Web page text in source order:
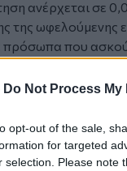
Do Not Process
opt-out of the sale,
for targeted
selection. Please note
ανέρχεται σε
της ωφελούμενης
που
οικονομικού
ανέρχεται
ωφελούμενης
σε
θα λάβουν
του